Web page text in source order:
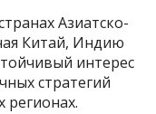
Азиатско-
Китай, Индию
интерес
стратегий
регионах.